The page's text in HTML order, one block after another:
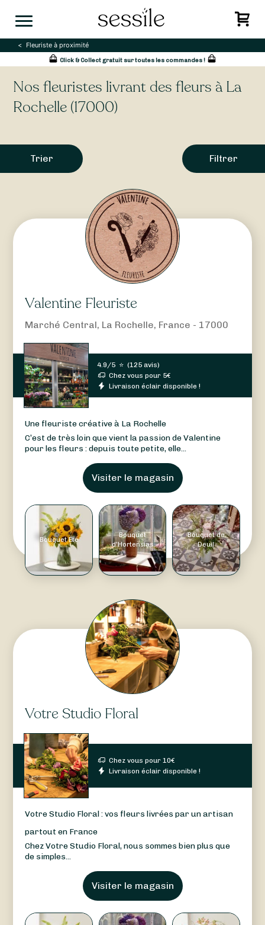
Fleuriste à proximité
Click & Collect gratuit sur toutes les commandes !
Nos fleuristes livrant des fleurs à La
Rochelle (17000)
Trier Filtrer
Valentine Fleuriste
Marché Central, La Rochelle, France - 17000
4.9/5 ⭐ (125 avis)
Chez vous pour 5€
Livraison éclair disponible !
Une fleuriste créative à La Rochelle
C’est de très loin que vient la passion de Valentine
pour les fleurs : depuis toute petite, elle...
Visiter le magasin
Bouquet Été
Bouquet
d'Hortensias
Bouquet de
Deuil
Votre Studio Floral
Chez vous pour10€
Livraison éclair disponible !
Votre Studio Floral : vos fleurs livrées par un artisan
partout en France
Chez Votre Studio Floral, nous sommes bien plus que
de simples...
Visiter le magasin